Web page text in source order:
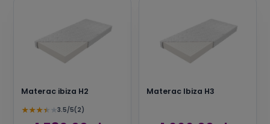
Materac ibiza H2
★★★★ ★3.5/5(2)
Materac Ibiza H3